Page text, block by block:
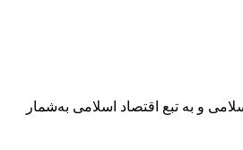
و به تبع اقتصاد اسلامی به‌شمار